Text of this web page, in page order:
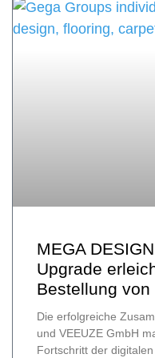
MEGA
Upgrade
Bestellung
Die erfolgreiche
und VEEUZE GmbH
Fortschritt der